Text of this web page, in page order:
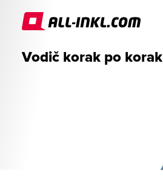
Vodič korak po korak